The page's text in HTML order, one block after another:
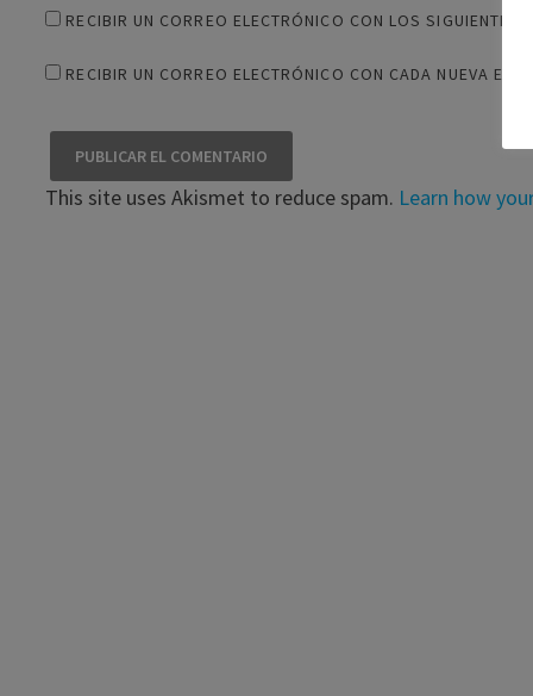
RECIBIR UN CORREO ELECTRÓNICO CON LOS SIGUIENTES
RECIBIR UN CORREO ELECTRÓNICO CON CADA NUEVA
This site uses Akismet to reduce spam. Learn how